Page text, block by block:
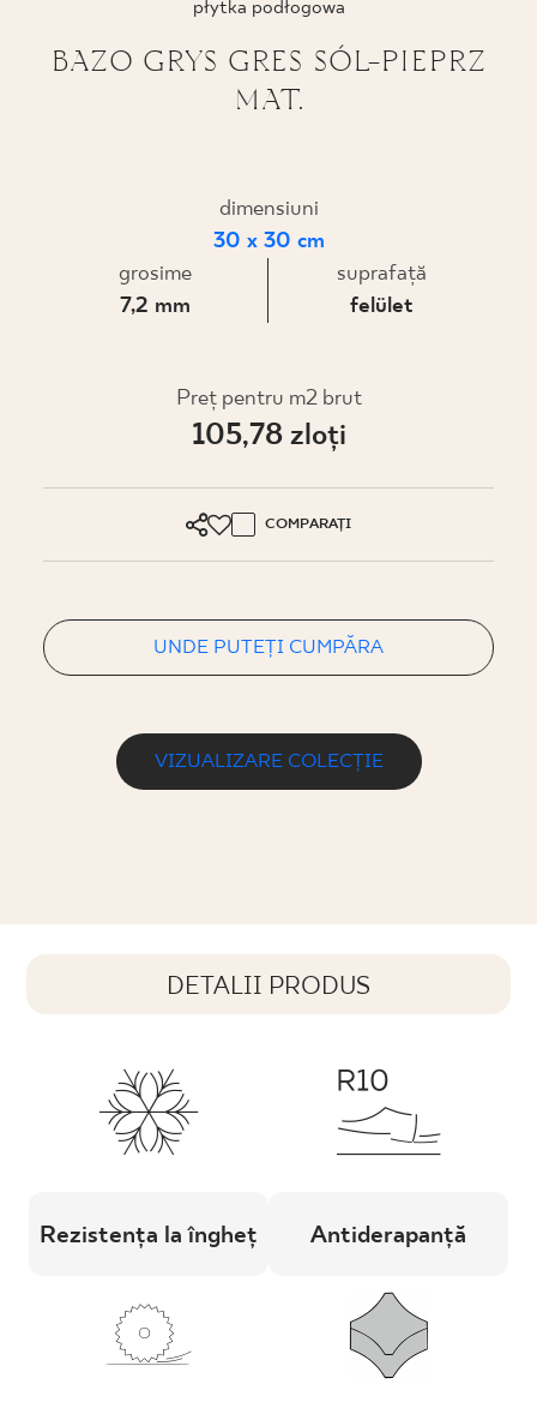
PROIECTARE
UNDE PUTEȚI CUMPĂRA
PROFILUL MEU
EN SK DE UK
płytka podłogowa
BAZO GRYS GRES SÓL-PIEPRZ
MAT.
dimensiuni
30 x 30 cm
grosime
7,2 mm
suprafaţă
felület
Preț pentru m2 brut
105,78 zloţi
COMPARAȚI
UNDE PUTEȚI CUMPĂRA
VIZUALIZARE COLECȚIE
DETALII PRODUS
Rezistența la îngheț Antiderapanță